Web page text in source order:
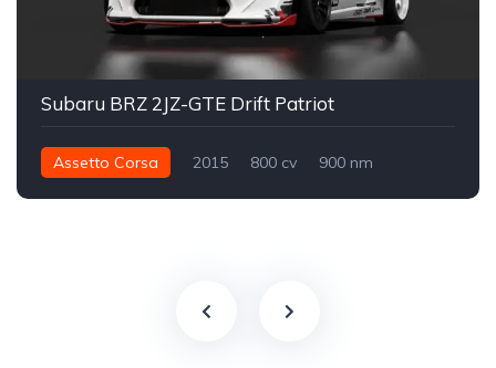
Subaru BRZ 2JZ-GTE Drift Patriot
Assetto Corsa 2015 800 cv
900 nm